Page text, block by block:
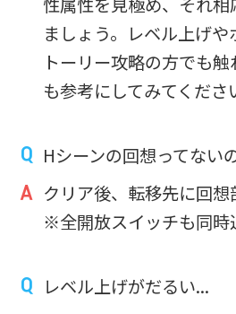
ましょう。レベル上げ
トーリー攻略の方でも
も参考にしてみてくださ
Hシーンの回想ってない
クリア後、転移先に回
※全開放スイッチも同時
レベル上げがだるい...